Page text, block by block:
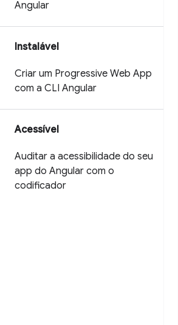
Angular
Instalável
Criar um Progressive Web App
com a CLI Angular
Acessível
Auditar a acessibilidade do seu
app do Angular com o
codificador